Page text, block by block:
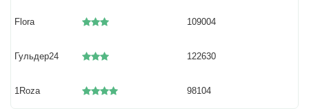
Flora 109004
Гульдер24 122630
1Roza 98104